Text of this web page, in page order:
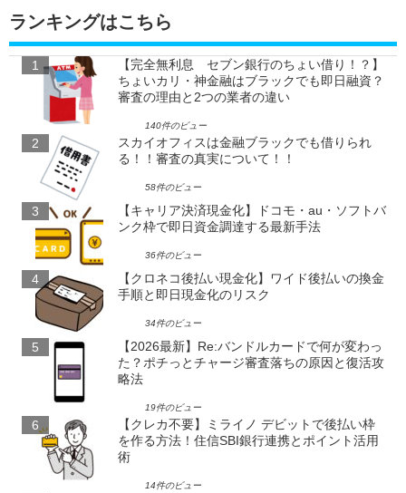
ランキングはこちら
【完全無利息 セブン銀行のちょい借り！？】
ちょいカリ・神金融はブラックでも即日融資？
審査の理由と2つの業者の違い
140件のビュー
スカイオフィスは金融ブラックでも借りられ
る！！審査の真実について！！
58件のビュー
【キャリア決済現金化】ドコモ・au・ソフトバ
ンク枠で即日資金調達する最新手法
36件のビュー
【クロネコ後払い現金化】ワイド後払いの換金
手順と即日現金化のリスク
34件のビュー
【2026最新】Re:バンドルカードで何が変わっ
た？ポチっとチャージ審査落ちの原因と復活攻
略法
19件のビュー
【クレカ不要】ミライノ デビットで後払い枠
を作る方法！住信SBI銀行連携とポイント活用
術
14件のビュー